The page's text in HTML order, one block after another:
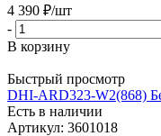
4 390 ₽/шт
-
В корзину
Быстрый просмотр
DHI-ARD323-W2(868)
Есть в наличии
Артикул: 3601018